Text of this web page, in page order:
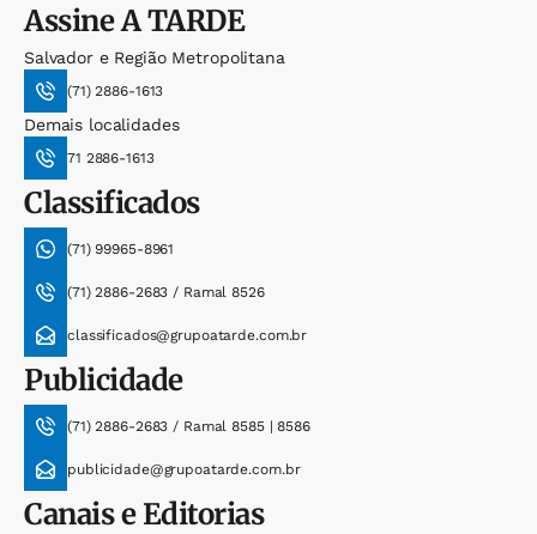
AssineA TARDE
Salvador e Região Metropolitana
(71) 2886-1613
Demais localidades
71 2886-1613
Classificados
(71) 99965-8961
(71) 2886-2683 / Ramal 8526
classificados@grupoatarde.com.br
Publicidade
(71) 2886-2683 / Ramal 8585 | 8586
publicidade@grupoatarde.com.br
Canais e Editorias